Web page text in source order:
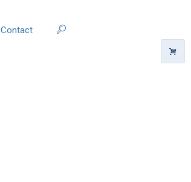
Contact